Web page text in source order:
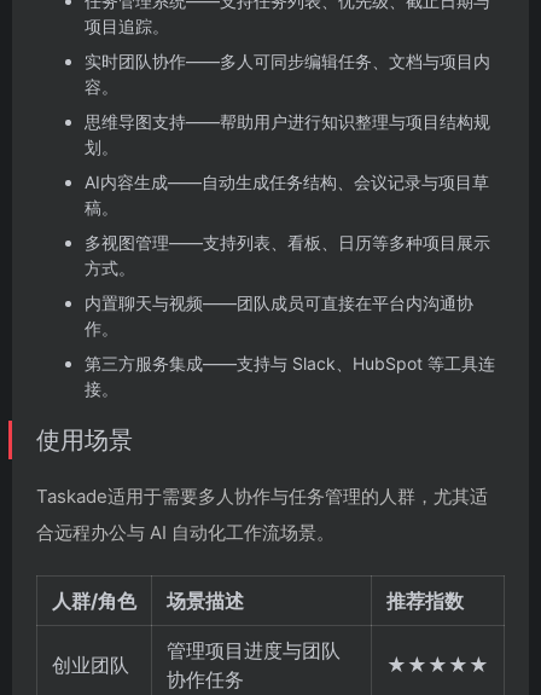
项目追踪。
实时团队协作——多人可同步编辑任务、文档与项目内
容。
思维导图支持——帮助用户进行知识整理与项目结构规
划。
AI内容生成——自动生成任务结构、会议记录与项目草
稿。
多视图管理——支持列表、看板、日历等多种项目展示
方式。
内置聊天与视频——团队成员可直接在平台内沟通协
作。
第三方服务集成——支持与 Slack、HubSpot 等工具连
接。
使用场景
Taskade适用于需要多人协作与任务管理的人群，尤其适
合远程办公与 AI 自动化工作流场景。
人群/角色 场景描述 推荐指数
创业团队
管理项目进度与团队
协作任务
★★★★★